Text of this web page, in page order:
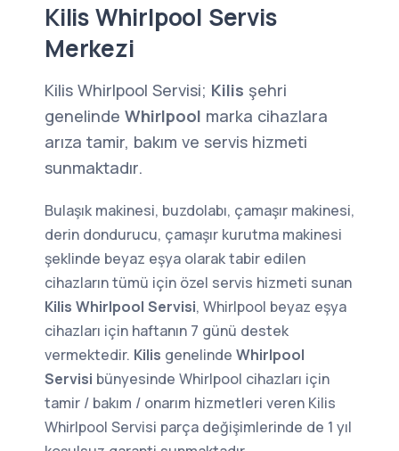
Kilis Whirlpool Servis
Merkezi
Kilis Whirlpool Servisi; Kilis şehri
genelinde Whirlpool marka cihazlara
arıza tamir, bakım ve servis hizmeti
sunmaktadır.
Bulaşık makinesi, buzdolabı, çamaşır makinesi,
derin dondurucu, çamaşır kurutma makinesi
şeklinde beyaz eşya olarak tabir edilen
cihazların tümü için özel servis hizmeti sunan
Kilis Whirlpool Servisi, Whirlpool beyaz eşya
cihazları için haftanın 7 günü destek
vermektedir. Kilis genelinde Whirlpool
Servisi bünyesinde Whirlpool cihazları için
tamir / bakım / onarım hizmetleri veren Kilis
Whirlpool Servisi parça değişimlerinde de 1 yıl